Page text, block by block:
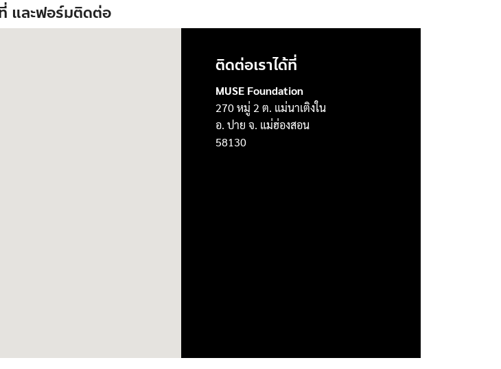
และฟอร์มติดต่อ
ติดต่อเราได้ที่
MUSE Foundation
270 หมู่ 2 ต. แม่นาเติงใน
อ. ปาย จ. แม่ฮ่องสอน
58130